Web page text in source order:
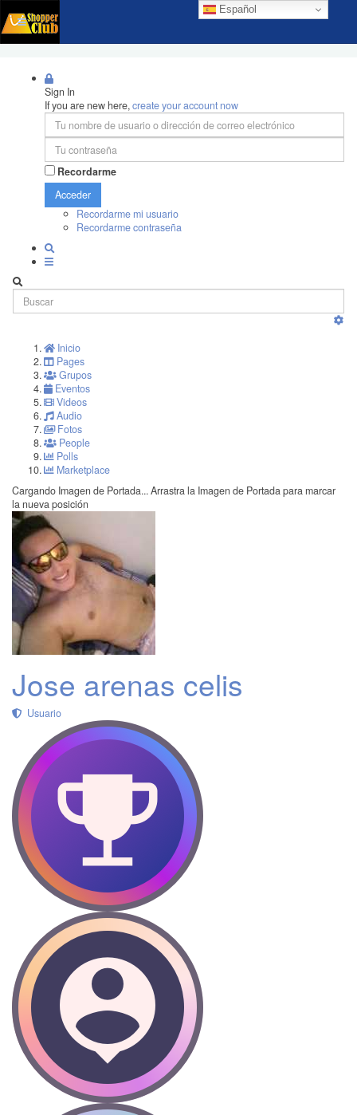
Español
Sign In
If you are new here,create your account now
Recordarme
Acceder
Recordarme mi usuario
Recordarme contraseña
Inicio
Pages
Grupos
Eventos
Videos
Audio
Fotos
People
Polls
Marketplace
Cargando Imagen de Portada... Arrastra la Imagen de Portada para marcar
la nueva posición
Jose arenas celis
Usuario